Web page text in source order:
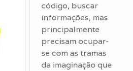
código, buscar
informações, mas
principalmente
precisam ocupar-
se com as tramas
da imaginação que